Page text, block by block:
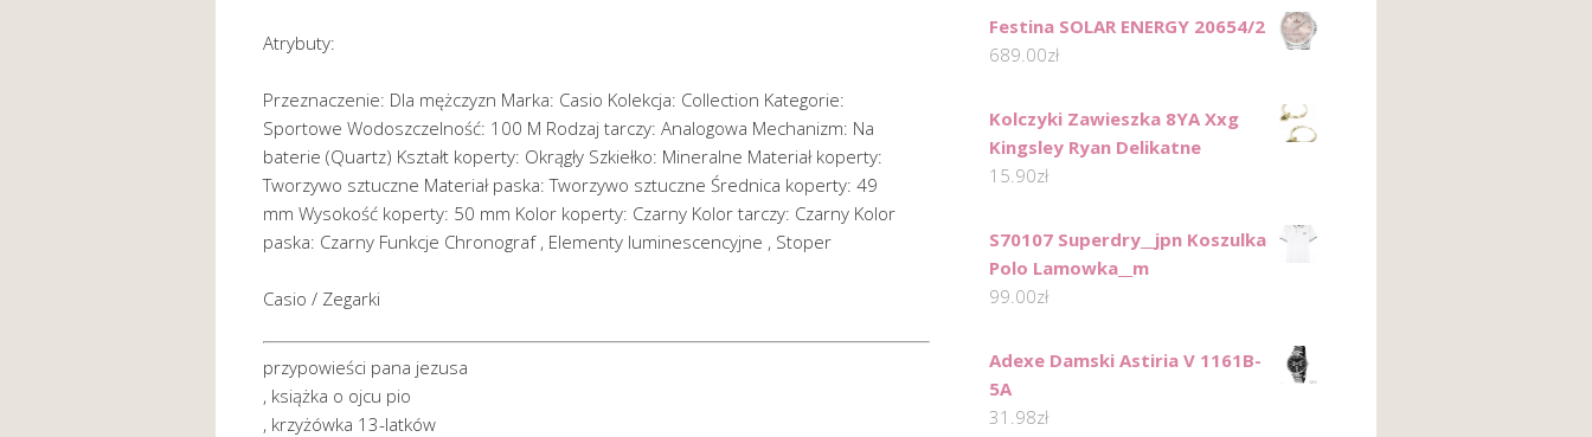
Atrybuty:
Przeznaczenie: Dla mężczyzn Marka: Casio Kolekcja: Collection Kategorie:
Sportowe Wodoszczelność: 100 M Rodzaj tarczy: Analogowa Mechanizm: Na
baterie (Quartz) Kształt koperty: Okrągły Szkiełko: Mineralne Materiał koperty:
Tworzywo sztuczne Materiał paska: Tworzywo sztuczne Średnica koperty: 49
mm Wysokość koperty: 50 mm Kolor koperty: Czarny Kolor tarczy: Czarny Kolor
paska: Czarny Funkcje Chronograf , Elementy luminescencyjne , Stoper
Casio / Zegarki
przypowieści pana jezusa
, książka o ojcu pio
, krzyżówka 13-latków
Festina SOLAR ENERGY 20654/2
689.00zł
Kolczyki Zawieszka 8YA Xxg
Kingsley Ryan Delikatne
15.90zł
S70107 Superdry__jpn Koszulka
Polo Lamowka__m
99.00zł
Adexe Damski Astiria V 1161B-
5A
31.98zł